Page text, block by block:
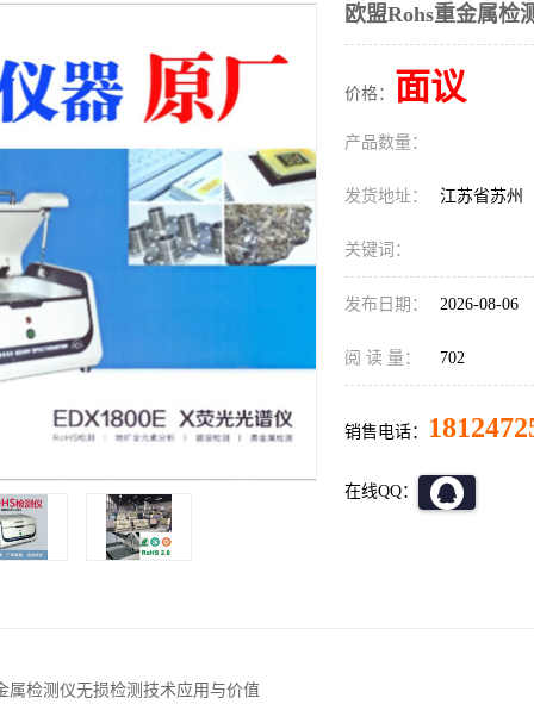
欧盟Rohs重金属检
价格： 面议
产品数量：
发货地址： 江苏省苏州
关键词：
发布日期： 2026-08-06
阅 读 量： 702
销售电话：
在线QQ：
属检测仪无损检测技术应用与价值